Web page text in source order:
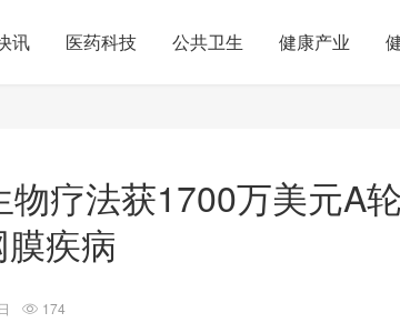
讯 医药科技 公共卫生 健康产业
物疗法获1700万美元A
疾病
174